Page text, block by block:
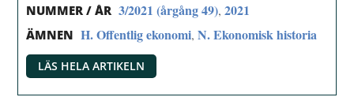
NUMMER / ÅR 3/2021 (årgång 49),2021
ÄMNEN H. Offentlig ekonomi,N. Ekonomisk historia
LÄS HELA ARTIKELN